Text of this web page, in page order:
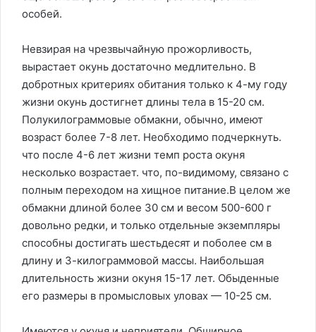
особей.
Невзирая на чрезвычайную прожорливость,
вырастает окунь достаточно медлительно. В
добротных критериях обитания только к 4-му году
жизни окунь достигнет длины тела в 15-20 см.
Полукилограммовые обмакни, обычно, имеют
возраст более 7-8 лет. Необходимо подчеркнуть.
что после 4-6 лет жизни темп роста окуня
несколько возрастает. что, по-видимому, связано с
полным переходом на хищное питание.В целом же
обмакни длиной более 30 см и весом 500-600 г
довольно редки, и только отдельные экземпляры
способны достигать шестьдесят и поболее см в
длину и 3-килограммовой массы. Наибольшая
длительность жизни окуня 15-17 лет. Обыденные
его размеры в промысловых уловах — 10-25 см.